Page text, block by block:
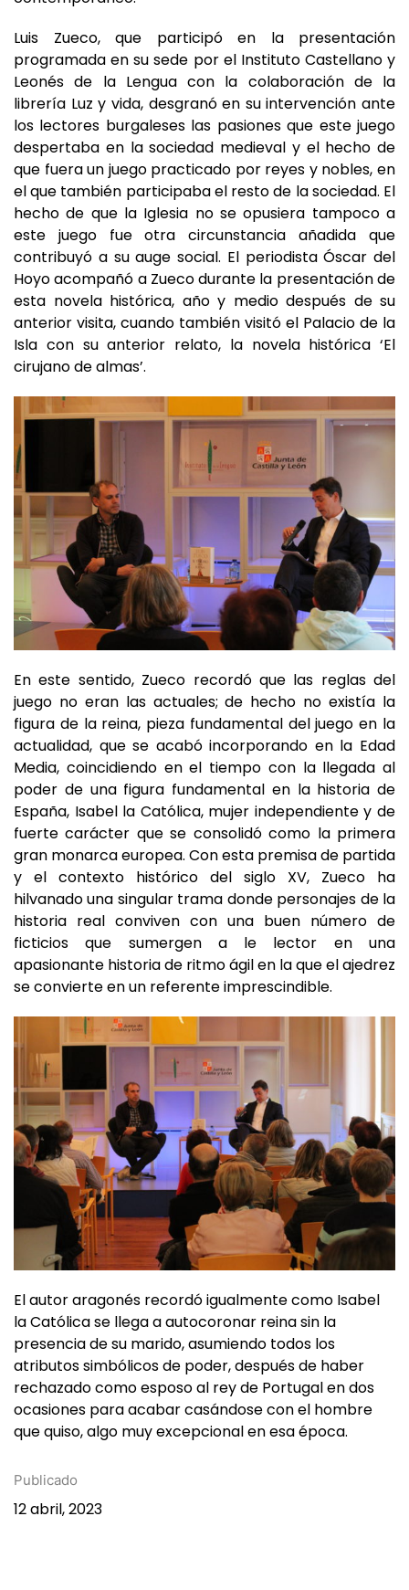
Luis Zueco, que participó en la presentación
programada en su sede por el Instituto Castellano y
Leonés de la Lengua con la colaboración de la
librería Luz y vida, desgranó en su intervención ante
los lectores burgaleses las pasiones que este juego
despertaba en la sociedad medieval y el hecho de
que fuera un juego practicado por reyes y nobles, en
el que también participaba el resto de la sociedad. El
hecho de que la Iglesia no se opusiera tampoco a
este juego fue otra circunstancia añadida que
contribuyó a su auge social. El periodista Óscar del
Hoyo acompañó a Zueco durante la presentación de
esta novela histórica, año y medio después de su
anterior visita, cuando también visitó el Palacio de la
Isla con su anterior relato, la novela histórica ‘El
cirujano de almas’.
En este sentido, Zueco recordó que las reglas del
juego no eran las actuales; de hecho no existía la
figura de la reina, pieza fundamental del juego en la
actualidad, que se acabó incorporando en la Edad
Media, coincidiendo en el tiempo con la llegada al
poder de una figura fundamental en la historia de
España, Isabel la Católica, mujer independiente y de
fuerte carácter que se consolidó como la primera
gran monarca europea. Con esta premisa de partida
y el contexto histórico del siglo XV, Zueco ha
hilvanado una singular trama donde personajes de la
historia real conviven con una buen número de
ficticios que sumergen a le lector en una
apasionante historia de ritmo ágil en la que el ajedrez
se convierte en un referente imprescindible.
El autor aragonés recordó igualmente como Isabel
la Católica se llega a autocoronar reina sin la
presencia de su marido, asumiendo todos los
atributos simbólicos de poder, después de haber
rechazado como esposo al rey de Portugal en dos
ocasiones para acabar casándose con el hombre
que quiso, algo muy excepcional en esa época.
12 abril, 2023